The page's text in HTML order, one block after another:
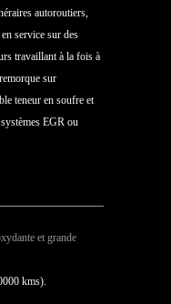
autoroutiers,
service sur des
travaillant à la fois à
sur
teneur en soufre et
EGR ou
et grande
kms).